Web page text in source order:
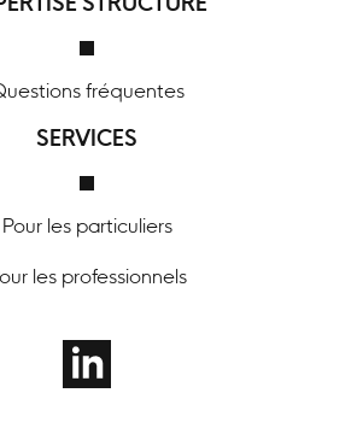
STRUCTURE
fréquentes
SERVICES
Pour les particuliers
les professionnels